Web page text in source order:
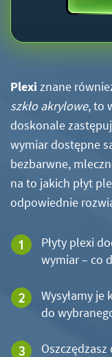
Plexi znane
szkło akrylowe, to
doskonale
wymiar dostępne
bezbarwne,
na to jakich płyt
odpowiednie
Płyty plexi
wymiar – co
Wysyłamy
do